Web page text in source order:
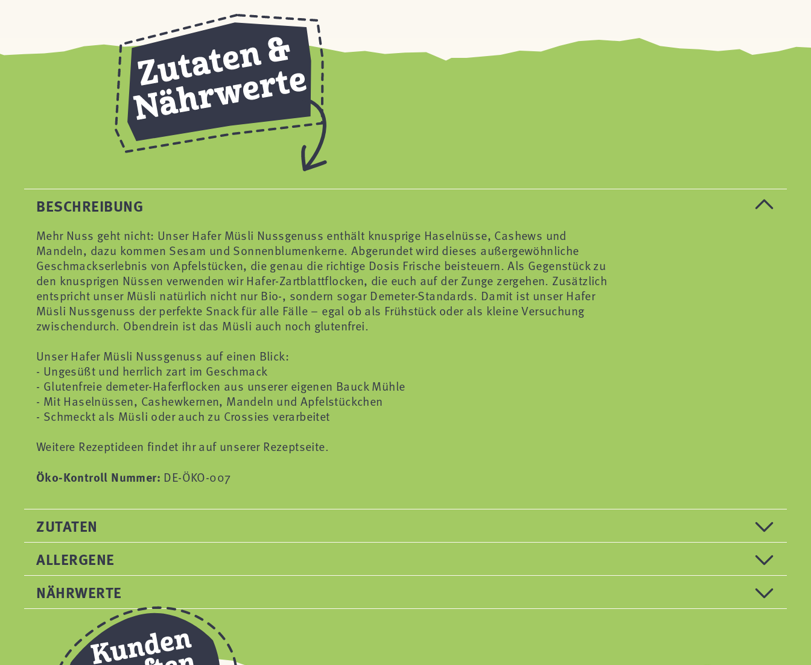
BESCHREIBUNG
Mehr Nuss geht nicht: Unser Hafer Müsli Nussgenuss enthält knusprige Haselnüsse, Cashews und
Mandeln, dazu kommen Sesam und Sonnenblumenkerne. Abgerundet wird dieses außergewöhnliche
Geschmackserlebnis von Apfelstücken, die genau die richtige Dosis Frische beisteuern. Als Gegenstück zu
den knusprigen Nüssen verwenden wir Hafer-Zartblattflocken, die euch auf der Zunge zergehen. Zusätzlich
entspricht unser Müsli natürlich nicht nur Bio-, sondern sogar Demeter-Standards. Damit ist unser Hafer
Müsli Nussgenuss der perfekte Snack für alle Fälle – egal ob als Frühstück oder als kleine Versuchung
zwischendurch. Obendrein ist das Müsli auch noch glutenfrei.
Unser Hafer Müsli Nussgenuss auf einen Blick:
- Ungesüßt und herrlich zart im Geschmack
- Glutenfreie demeter-Haferflocken aus unserer eigenen Bauck Mühle
- Mit Haselnüssen, Cashewkernen, Mandeln und Apfelstückchen
- Schmeckt als Müsli oder auch zu Crossies verarbeitet
Weitere Rezeptideen findet ihr auf unserer Rezeptseite.
Öko-Kontroll Nummer: DE-ÖKO-007
ZUTATEN
ALLERGENE
NÄHRWERTE